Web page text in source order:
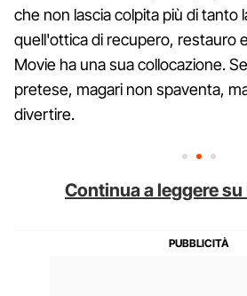
che non lascia colpita più di tanto
quell'ottica di recupero, restauro
Movie ha una sua collocazione.
pretese, magari non spaventa,
divertire.
Continua a leggere